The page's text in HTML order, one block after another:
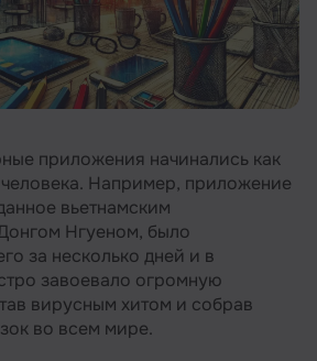
приложения начинались как
Например, приложение
вьетнамским
Нгуеном, было
за несколько дней и в
завоевало огромную
вирусным хитом и собрав
во всем мире.